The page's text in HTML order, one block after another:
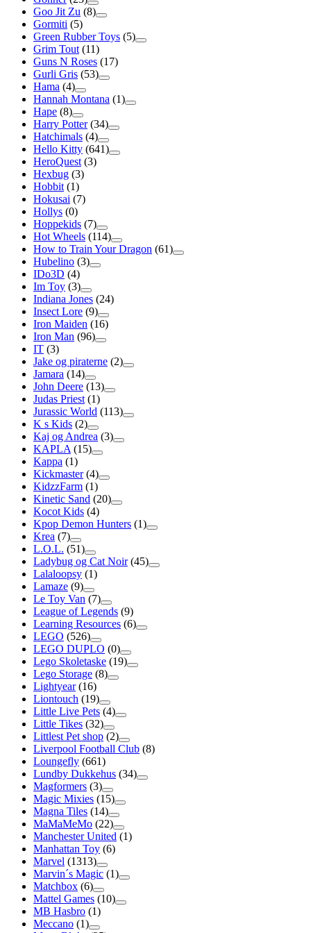
Goo Jit Zu (8)
Gormiti (5)
Green Rubber Toys (5)
Grim Tout (11)
Guns N Roses (17)
Gurli Gris (53)
Hama (4)
Hannah Montana (1)
Hape (8)
Harry Potter (34)
Hatchimals (4)
Hello Kitty (641)
HeroQuest (3)
Hexbug (3)
Hobbit (1)
Hokusai (7)
Hollys (0)
Hoppekids (7)
Hot Wheels (114)
How to Train Your Dragon (61)
Hubelino (3)
IDo3D (4)
Im Toy (3)
Indiana Jones (24)
Insect Lore (9)
Iron Maiden (16)
Iron Man (96)
IT (3)
Jake og piraterne (2)
Jamara (14)
John Deere (13)
Judas Priest (1)
Jurassic World (113)
K s Kids (2)
Kaj og Andrea (3)
KAPLA (15)
Kappa (1)
Kickmaster (4)
KidzzFarm (1)
Kinetic Sand (20)
Kocot Kids (4)
Kpop Demon Hunters (1)
Krea (7)
L.O.L. (51)
Ladybug og Cat Noir (45)
Lalaloopsy (1)
Lamaze (9)
Le Toy Van (7)
League of Legends (9)
Learning Resources (6)
LEGO (526)
LEGO DUPLO (0)
Lego Skoletaske (19)
Lego Storage (8)
Lightyear (16)
Liontouch (19)
Little Live Pets (4)
Little Tikes (32)
Littlest Pet shop (2)
Liverpool Football Club (8)
Loungefly (661)
Lundby Dukkehus (34)
Magformers (3)
Magic Mixies (15)
Magna Tiles (14)
MaMaMeMo (22)
Manchester United (1)
Manhattan Toy (6)
Marvel (1313)
Marvin´s Magic (1)
Matchbox (6)
Mattel Games (10)
MB Hasbro (1)
Meccano (1)